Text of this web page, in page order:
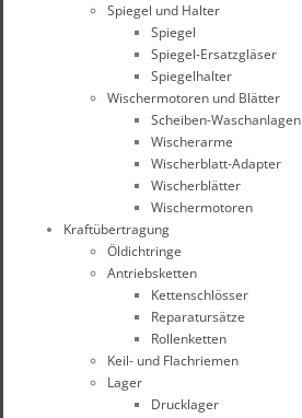
Spiegel und Halter
Spiegel
Spiegel-Ersatzgläser
Spiegelhalter
Wischermotoren und Blätter
Scheiben-Waschanlagen
Wischerarme
Wischerblatt-Adapter
Wischerblätter
Wischermotoren
Kraftübertragung
Öldichtringe
Antriebsketten
Kettenschlösser
Reparatursätze
Rollenketten
Keil- und Flachriemen
Lager
Drucklager